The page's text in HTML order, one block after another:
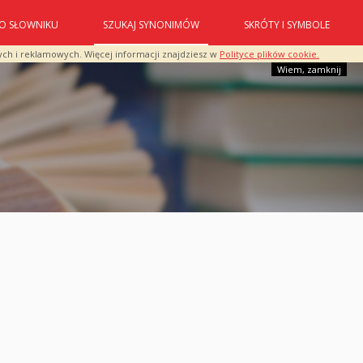
i reklamowych. Więcej informacji znajdziesz w Polityce plików cookie.
Wiem, zamknij
O SŁOWNIKU SZUKAJ SYNONIMÓW SKRÓTY I SYMBOLE